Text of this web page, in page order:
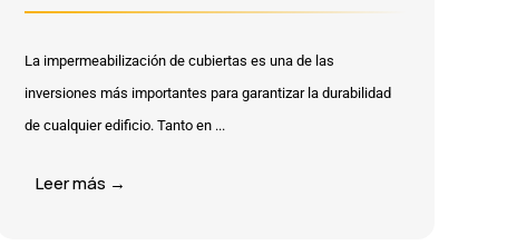
La impermeabilización de cubiertas es una de las
inversiones más importantes para garantizar la durabilidad
de cualquier edificio. Tanto en ...
Leer más →